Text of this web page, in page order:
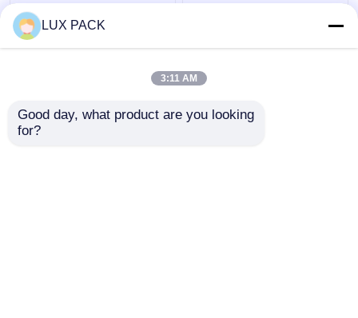
관례 어떤 색깔 펌프 분
배기 정상, 플라스틱 PP
LUX PACK
3:11 AM
Good day, what product are you looking
for?